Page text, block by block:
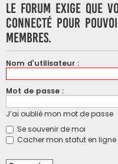
Le forum exige que
connecté pour
membres.
Nom d’utilisateur :
Mot de passe :
J’ai oublié mon mot de passe
Se souvenir de moi
Cacher mon statut en ligne